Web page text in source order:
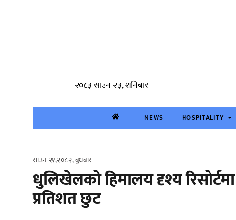
२०८३ साउन २३, शनिबार
NEWS HOSPITALITY
साउन २१,२०८२, बुधबार
धुलिखेलको हिमालय दृश्य
प्रतिशत छुट